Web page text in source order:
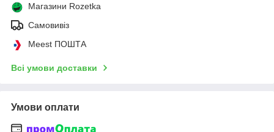
Магазини Rozetka
Самовивіз
Meest ПОШТА
Всі умови доставки
Умови оплати